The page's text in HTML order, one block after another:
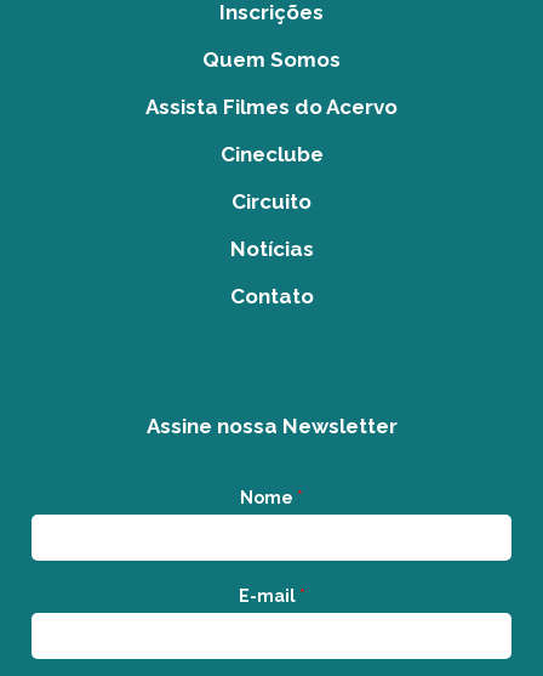
Inscrições
Quem Somos
Assista Filmes do Acervo
Cineclube
Circuito
Notícias
Contato
Assine nossa Newsletter
Nome *
E-mail *